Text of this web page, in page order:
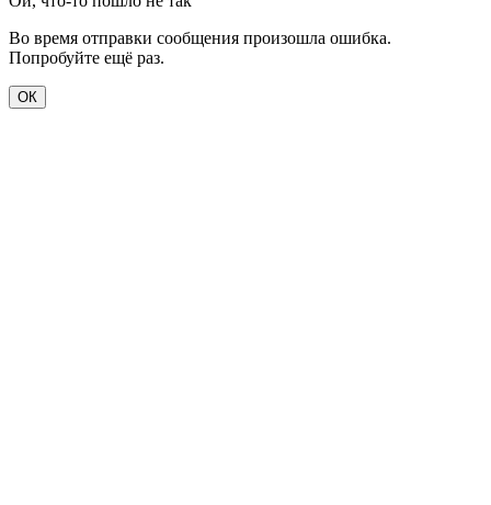
Во время отправки сообщения произошла ошибка.
Попробуйте ещё раз.
ОК